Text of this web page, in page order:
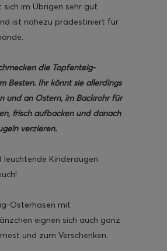
sich im Übrigen sehr gut
ist nahezu prädestiniert für
die Topfenteig-
Besten. Ihr könnt sie allerdings
und an Ostern, im Backrohr für
frisch aufbacken und danach
verzieren.
leuchtende Kinderaugen
Osterhasen mit
eignen sich auch ganz
und zum Verschenken.